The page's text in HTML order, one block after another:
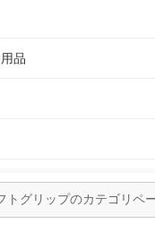
品
トグリップのカテゴリペ